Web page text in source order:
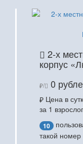
2-х
корпус
/ 0
Цена в
за 1
10
такой номер